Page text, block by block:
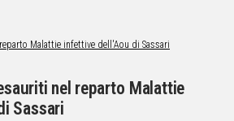
nel reparto Malattie
Sassari